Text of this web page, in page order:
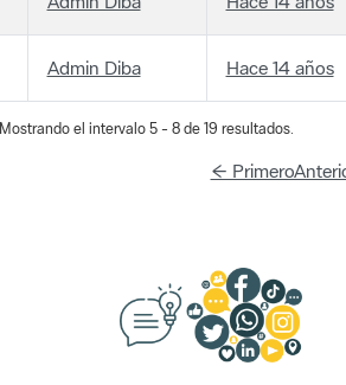
Admin Diba Hace 14 años
Mostrando el intervalo 5 - 8 de 19 resultados.
← Primero